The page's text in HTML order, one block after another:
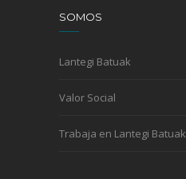
SOMOS
Lantegi Batuak
Valor Social
Trabaja en Lantegi Batuak